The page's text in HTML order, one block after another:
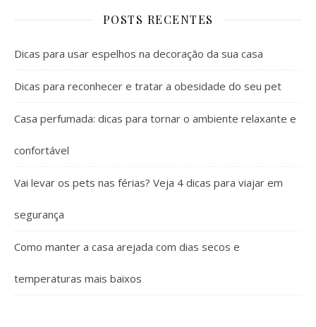
POSTS RECENTES
Dicas para usar espelhos na decoração da sua casa
Dicas para reconhecer e tratar a obesidade do seu pet
Casa perfumada: dicas para tornar o ambiente relaxante e
confortável
Vai levar os pets nas férias? Veja 4 dicas para viajar em
segurança
Como manter a casa arejada com dias secos e
temperaturas mais baixos